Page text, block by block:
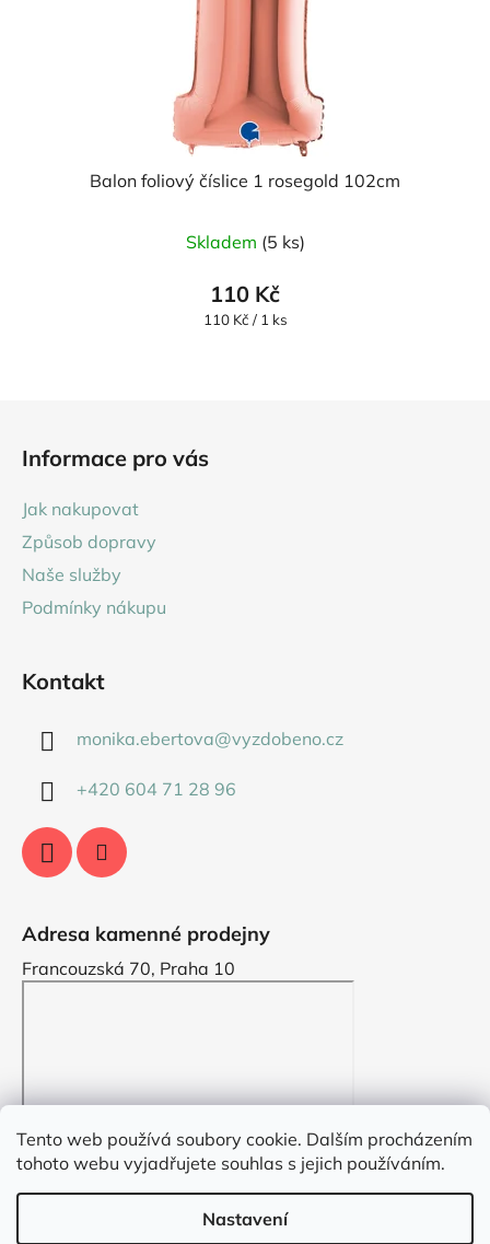
Tento web používá soubory cookie. Dalším procházením
tohoto webu vyjadřujete souhlas s jejich používáním.
Nastavení
Balon foliový číslice 1 rosegold 102cm
hodnocení
produktu
je
Skladem (5 ks)
110 Kč
Měrná
110 Kč / 1 ks
Informace pro vás
Jak nakupovat
Způsob dopravy
Naše služby
Podmínky nákupu
Kontakt
monika.ebertova@vyzdobeno.cz
+420 604 71 28 96
Adresa kamenné prodejny
Francouzská 70, Praha 10